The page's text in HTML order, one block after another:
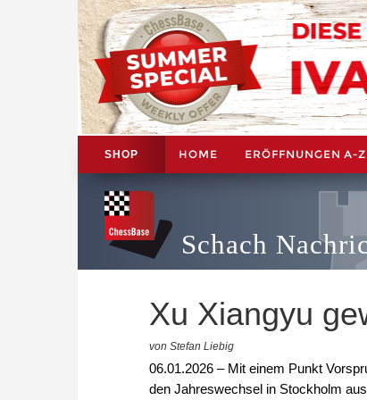
SHOP HOME ERÖFFNUNGEN A-Z
Schach
Xu Xiangyu
von Stefan Liebig
06.01.2026 – Mit einem Punkt
den Jahreswechsel in Stockholm